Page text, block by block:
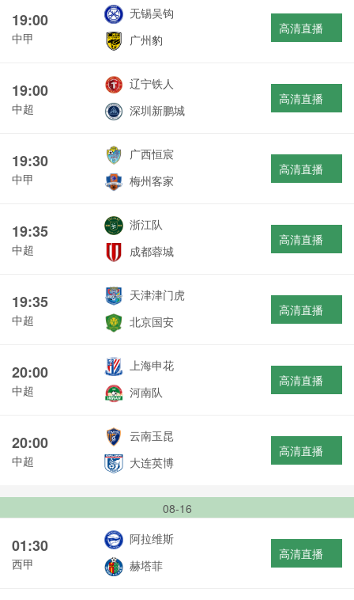
19:00
中甲
无锡吴钩
广州豹
高清直播
19:00
中超
辽宁铁人
深圳新鹏城
高清直播
19:30
中甲
广西恒宸
梅州客家
高清直播
19:35
中超
浙江队
成都蓉城
高清直播
19:35
中超
天津津门虎
北京国安
高清直播
20:00
中超
上海申花
河南队
高清直播
20:00
中超
云南玉昆
大连英博
高清直播
08-16
01:30
西甲
阿拉维斯
赫塔菲
高清直播